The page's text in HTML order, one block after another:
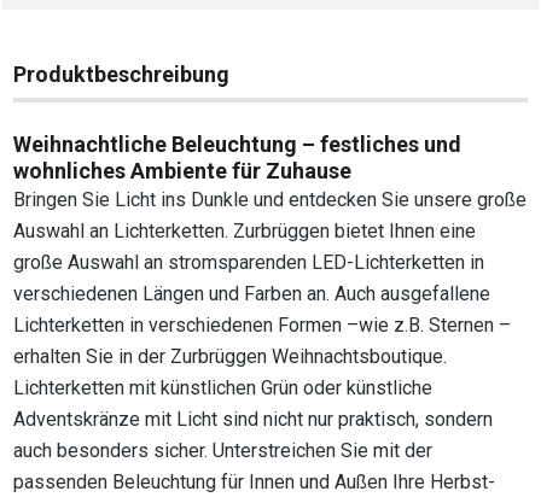
Produktbeschreibung
Weihnachtliche Beleuchtung – festliches und
wohnliches Ambiente für Zuhause
Bringen Sie Licht ins Dunkle und entdecken Sie unsere große
Auswahl an Lichterketten. Zurbrüggen bietet Ihnen eine
große Auswahl an stromsparenden LED-Lichterketten in
verschiedenen Längen und Farben an. Auch ausgefallene
Lichterketten in verschiedenen Formen –wie z.B. Sternen –
erhalten Sie in der Zurbrüggen Weihnachtsboutique.
Lichterketten mit künstlichen Grün oder künstliche
Adventskränze mit Licht sind nicht nur praktisch, sondern
auch besonders sicher. Unterstreichen Sie mit der
passenden Beleuchtung für Innen und Außen Ihre Herbst-